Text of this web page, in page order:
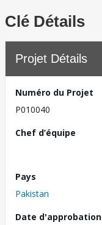
Clé Détails
Projet Détails
Numéro du Projet
P010040
Chef d’équipe
Pays
Pakistan
Date d'approbation